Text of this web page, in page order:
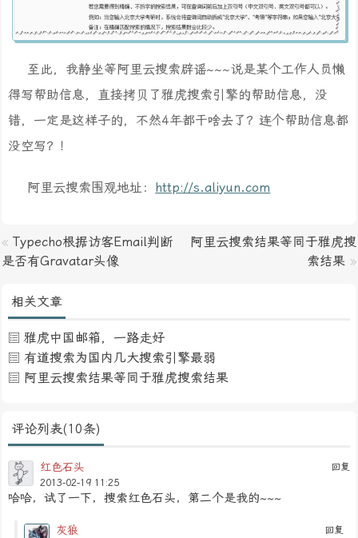
至此，我静坐等阿里云搜索辟谣~~~说是某个工作人员懒
得写帮助信息，直接拷贝了雅虎搜索引擎的帮助信息，没
错，一定是这样子的，不然4年都干啥去了？连个帮助信息都
没空写？！
阿里云搜索围观地址： http://s.aliyun.com
« Typecho根据访客Email判断
是否有Gravatar头像
阿里云搜索结果等同于雅虎搜
索结果 »
相关文章
雅虎中国邮箱，一路走好
有道搜索为国内几大搜索引擎最弱
阿里云搜索结果等同于雅虎搜索结果
评论列表(10条)
回复
红色石头
2013-02-19 11:25
哈哈，试了一下，搜索红色石头，第二个是我的~~~
回复
灰狼